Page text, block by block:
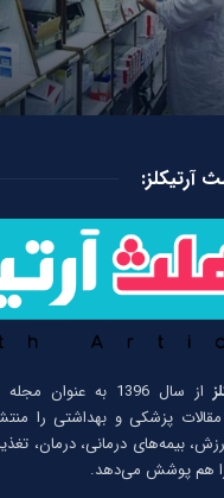
آرتیکلز:
از سال 1396 به
مقالات پزشکی و بهداشتی را
بیمه‌های درمانی، درمان،
هم پوشش می‌دهد.